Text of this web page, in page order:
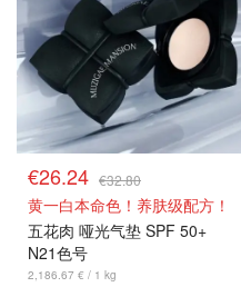
€26.24 €32.80
黄一白本命色！养肤级配方！
五花肉 哑光气垫 SPF 50+
N21色号
2,186.67 € / 1 kg